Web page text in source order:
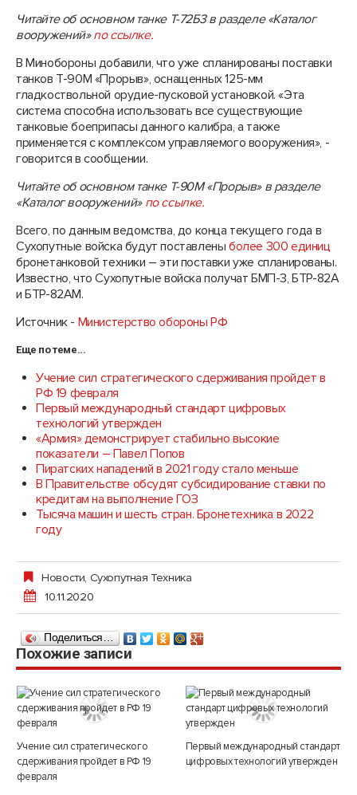
Читайте об основном танке Т-72Б3 в разделе «Каталог
вооружений»по ссылке.
В Минобороны добавили, что уже спланированы поставки
танков Т-90М «Прорыв», оснащенных 125-мм
гладкоствольной орудие-пусковой установкой. «Эта
система способна использовать все существующие
танковые боеприпасы данного калибра, а также
применяется с комплексом управляемого вооружения», -
говорится в сообщении.
Читайте об основном танке Т-90М «Прорыв» в разделе
«Каталог вооружений» по ссылке.
Всего, по данным ведомства, до конца текущего года в
Сухопутные войска будут поставленыболее 300 единиц
бронетанковой техники – эти поставки уже спланированы.
Известно, что Сухопутные войска получат БМП-3, БТР-82А
и БТР-82АМ.
Источник - Министерство обороны РФ
Еще по теме...
Учение сил стратегического сдерживания пройдет в
РФ 19 февраля
Первый международный стандарт цифровых
технологий утвержден
«Армия» демонстрирует стабильно высокие
показатели – Павел Попов
Пиратских нападений в 2021 году стало меньше
В Правительстве обсудят субсидирование ставки по
кредитам на выполнение ГОЗ
Тысяча машин и шесть стран. Бронетехника в 2022
году
Новости, Сухопутная Техника
10.11.2020
Поделиться…
Похожие записи
Учение сил стратегического
сдерживания пройдет в РФ 19
февраля
Первый международный стандарт
цифровых технологий утвержден